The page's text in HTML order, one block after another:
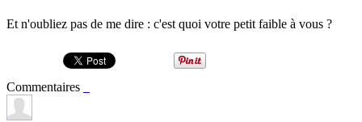
Et n'oubliez pas de me dire : c'est quoi votre petit faible à vous ?
Commentaires